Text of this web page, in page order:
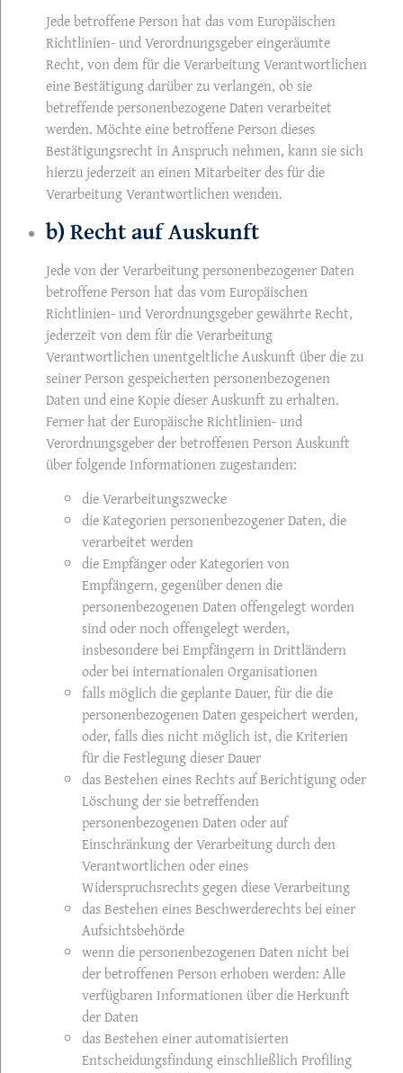
Jede betroffene Person hat das vom Europäischen
Richtlinien- und Verordnungsgeber eingeräumte
Recht, von dem für die Verarbeitung Verantwortlichen
eine Bestätigung darüber zu verlangen, ob sie
betreffende personenbezogene Daten verarbeitet
werden. Möchte eine betroffene Person dieses
Bestätigungsrecht in Anspruch nehmen, kann sie sich
hierzu jederzeit an einen Mitarbeiter des für die
Verarbeitung Verantwortlichen wenden.
b) Recht auf Auskunft
Jede von der Verarbeitung personenbezogener Daten
betroffene Person hat das vom Europäischen
Richtlinien- und Verordnungsgeber gewährte Recht,
jederzeit von dem für die Verarbeitung
Verantwortlichen unentgeltliche Auskunft über die zu
seiner Person gespeicherten personenbezogenen
Daten und eine Kopie dieser Auskunft zu erhalten.
Ferner hat der Europäische Richtlinien- und
Verordnungsgeber der betroffenen Person Auskunft
über folgende Informationen zugestanden:
die Verarbeitungszwecke
die Kategorien personenbezogener Daten, die
verarbeitet werden
die Empfänger oder Kategorien von
Empfängern, gegenüber denen die
personenbezogenen Daten offengelegt worden
sind oder noch offengelegt werden,
insbesondere bei Empfängern in Drittländern
oder bei internationalen Organisationen
falls möglich die geplante Dauer, für die die
personenbezogenen Daten gespeichert werden,
oder, falls dies nicht möglich ist, die Kriterien
für die Festlegung dieser Dauer
das Bestehen eines Rechts auf Berichtigung oder
Löschung der sie betreffenden
personenbezogenen Daten oder auf
Einschränkung der Verarbeitung durch den
Verantwortlichen oder eines
Widerspruchsrechts gegen diese Verarbeitung
das Bestehen eines Beschwerderechts bei einer
Aufsichtsbehörde
wenn die personenbezogenen Daten nicht bei
der betroffenen Person erhoben werden: Alle
verfügbaren Informationen über die Herkunft
der Daten
das Bestehen einer automatisierten
Entscheidungsfindung einschließlich Profiling